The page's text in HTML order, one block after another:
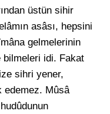
üstün sihir
asâsı, hepsini
gelmelerinin
idi. Fakat
sihri yener,
edemez. Mûsâ